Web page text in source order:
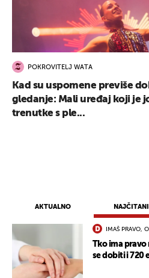
AKTUALNO
IMAŠ PRAVO,
Tko ima
se dobiti i 720
POKROVITELJ WATA
Kad su uspomene previše
gledanje: Mali uređaj koji je
trenutke s ple...